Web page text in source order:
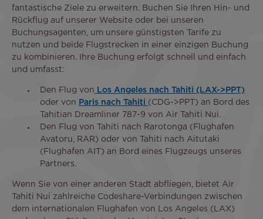
fantastische Ziele zu erweitern. Buchen Sie Ihren Hin- und
Rückflug auf unserer Website oder bei unseren
Buchungsagenten, um unsere günstigsten Tarife zu
nutzen und beide Flugstrecken in einer einzigen Buchung
zu kombinieren. Ihre Buchung erfolgt schnell und einfach
und umfasst:
Den Flug von Los Angeles nach Tahiti (LAX->PPT)
oder von
Paris nach Tahiti (CDG->PPT) an Bord des
Tahitian Dreamliner 787-9 von Air Tahiti Nui.
Den Flug von Tahiti nach Rarotonga (Flughafen
Avatoru, RAR) oder von Tahiti nach Aitutaki
(Flughafen AIT) an Bord eines Flugzeugs unseres
Partners.
Wenn Sie von einer anderen Stadt abfliegen, bietet Air
Tahiti Nui zahlreiche Codeshare-Verbindungen zwischen
dem internationalen Flughafen von Los Angeles (LAX)